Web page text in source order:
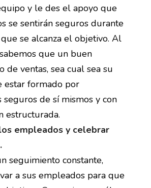
y le des el apoyo que
se sentirán seguros durante
se alcanza el objetivo. Al
que un buen
de ventas, sea cual sea su
estar formado por
seguros de sí mismos y con
estructurada.
empleados y celebrar
seguimiento constante,
a sus empleados para que